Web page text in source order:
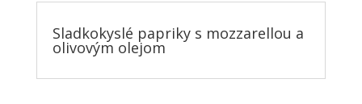
Sladkokyslé papriky s mozzarellou a
olivovým olejom